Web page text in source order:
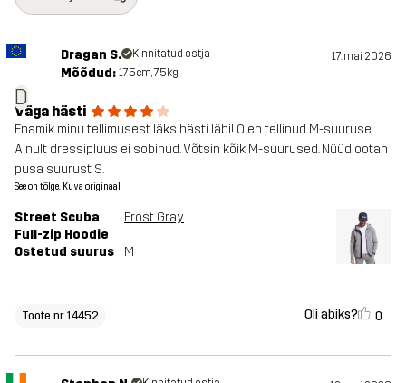
D
Dragan S. Kinnitatud ostja 17. mai 2026
Mõõdud: 175cm, 75kg
Väga hästi
Enamik minu tellimusest läks hästi läbi! Olen tellinud M-suuruse.
Ainult dressipluus ei sobinud. Võtsin kõik M-suurused. Nüüd ootan
pusa suurust S.
See on tõlge. Kuva originaal
Street Scuba
Full-zip Hoodie
Frost Gray
Ostetud suurus M
Toote nr 14452 Oli abiks? 0